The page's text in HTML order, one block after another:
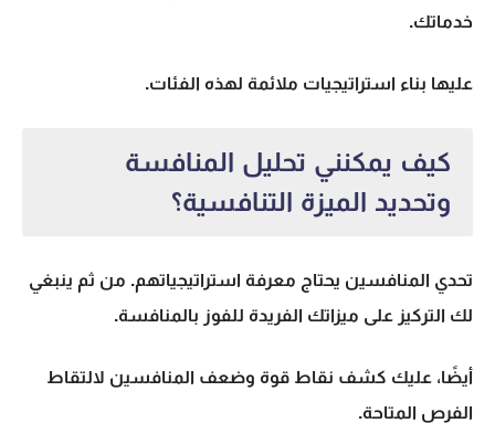
خدماتك.
عليها بناء استراتيجيات ملائمة لهذه الفئات.
كيف يمكنني تحليل المنافسة
وتحديد الميزة التنافسية؟
تحدي المنافسين يحتاج معرفة استراتيجياتهم. من ثم ينبغي
لك التركيز على ميزاتك الفريدة للفوز بالمنافسة.
أيضًا، عليك كشف نقاط قوة وضعف المنافسين لالتقاط
الفرص المتاحة.